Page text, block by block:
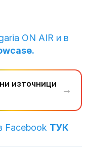
ON AIR и в
източници
→
Facebook ТУК